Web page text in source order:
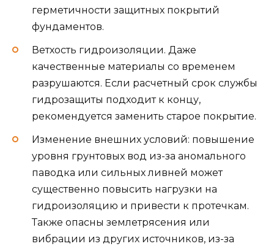
герметичности защитных покрытий
фундаментов.
Ветхость гидроизоляции. Даже
качественные материалы со временем
разрушаются. Если расчетный срок службы
гидрозащиты подходит к концу,
рекомендуется заменить старое покрытие.
Изменение внешних условий: повышение
уровня грунтовых вод из-за аномального
паводка или сильных ливней может
существенно повысить нагрузки на
гидроизоляцию и привести к протечкам.
Также опасны землетрясения или
вибрации из других источников, из-за